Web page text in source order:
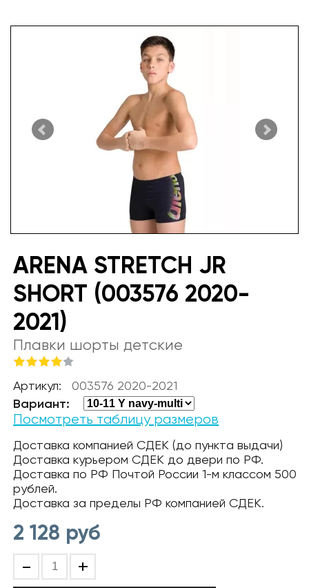
ARENA STRETCH JR
SHORT (003576 2020-
2021)
Плавки шорты детские
Артикул: 003576 2020-2021
Вариант:
Посмотреть таблицу размеров
Доставка компанией СДЕК (до пункта выдачи)
Доставка курьером СДЕК до двери по РФ.
Доставка по РФ Почтой России 1-м классом 500
рублей.
Доставка за пределы РФ компанией СДЕК.
2 128 руб
- +